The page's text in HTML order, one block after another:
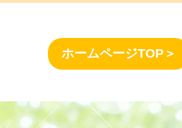
ホームページTOP＞